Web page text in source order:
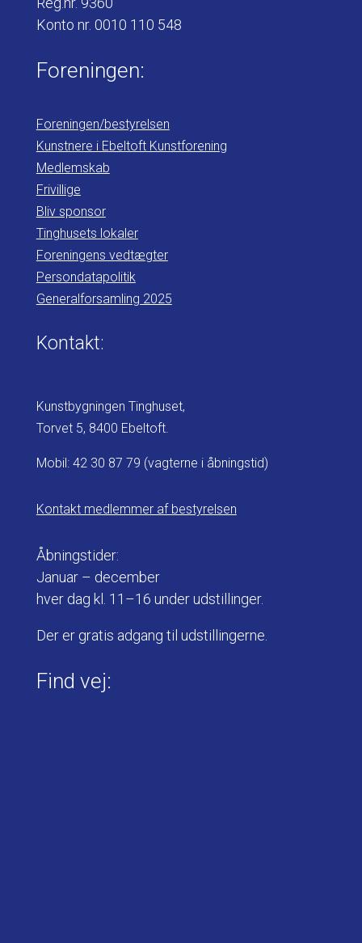
Konto nr. 0010 110 548
Foreningen:
Foreningen/bestyrelsen
Kunstnere i Ebeltoft Kunstforening
Medlemskab
Frivillige
Bliv sponsor
Tinghusets lokaler
Foreningens vedtægter
Persondatapolitik
Generalforsamling 2025
Kontakt:
Kunstbygningen Tinghuset,
Torvet 5, 8400 Ebeltoft.
Mobil: 42 30 87 79 (vagterne i åbningstid)
Kontakt medlemmer af bestyrelsen
Åbningstider:
Januar – december
hver dag kl. 11–16 under udstillinger.
Der er gratis adgang til udstillingerne.
Find vej: